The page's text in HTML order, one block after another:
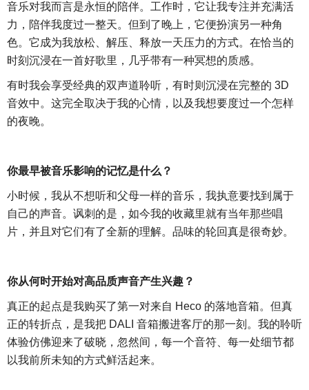
音乐对我而言是永恒的陪伴。工作时，它让我专注并充满活
力，陪伴我度过一整天。但到了晚上，它便扮演另一种角
色。它成为我放松、解压、释放一天压力的方式。在恰当的
时刻沉浸在一首好歌里，几乎带有一种冥想的质感。
有时我会享受经典的双声道聆听，有时则沉浸在完整的 3D
音效中。这完全取决于我的心情，以及我想要度过一个怎样
的夜晚。
你最早被音乐影响的记忆是什么？
小时候，我从不想听和父母一样的音乐，我执意要找到属于
自己的声音。讽刺的是，如今我的收藏里就有当年那些唱
片，并且对它们有了全新的理解。品味的轮回真是很奇妙。
你从何时开始对高品质声音产生兴趣？
真正的起点是我购买了第一对来自 Heco 的落地音箱。但真
正的转折点，是我把 DALI 音箱搬进客厅的那一刻。我的聆听
体验仿佛迎来了破晓，忽然间，每一个音符、每一处细节都
以我前所未知的方式鲜活起来。